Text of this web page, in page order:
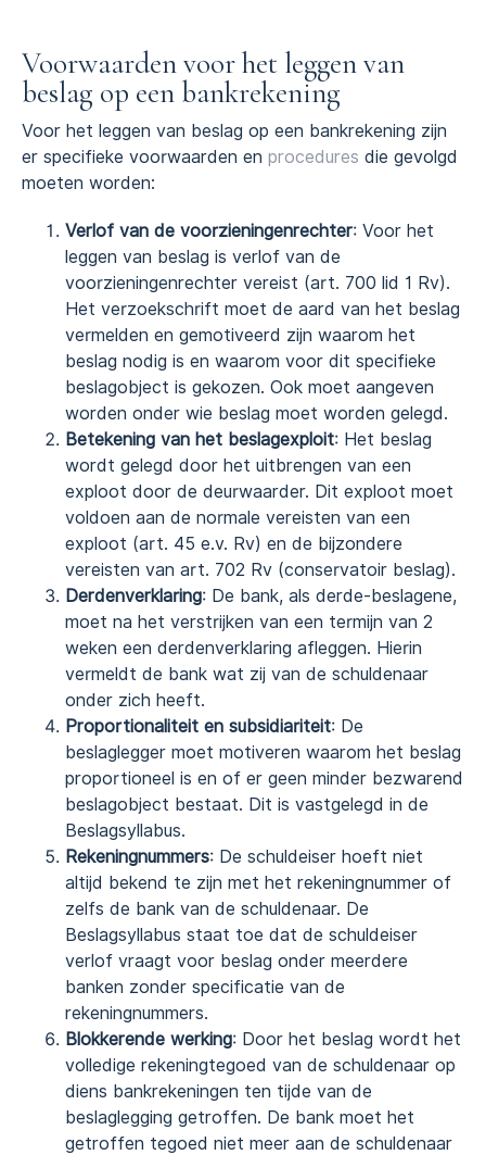
Voorwaarden voor het leggen van
beslag op een bankrekening
Voor het leggen van beslag op een bankrekening zijn
er specifieke voorwaarden en procedures die gevolgd
moeten worden:
Verlof van de voorzieningenrechter: Voor het
leggen van beslag is verlof van de
voorzieningenrechter vereist (art. 700 lid 1 Rv).
Het verzoekschrift moet de aard van het beslag
vermelden en gemotiveerd zijn waarom het
beslag nodig is en waarom voor dit specifieke
beslagobject is gekozen. Ook moet aangeven
worden onder wie beslag moet worden gelegd.
Betekening van het beslagexploit: Het beslag
wordt gelegd door het uitbrengen van een
exploot door de deurwaarder. Dit exploot moet
voldoen aan de normale vereisten van een
exploot (art. 45 e.v. Rv) en de bijzondere
vereisten van art. 702 Rv (conservatoir beslag).
Derdenverklaring: De bank, als derde-beslagene,
moet na het verstrijken van een termijn van 2
weken een derdenverklaring afleggen. Hierin
vermeldt de bank wat zij van de schuldenaar
onder zich heeft.
Proportionaliteit en subsidiariteit: De
beslaglegger moet motiveren waarom het beslag
proportioneel is en of er geen minder bezwarend
beslagobject bestaat. Dit is vastgelegd in de
Beslagsyllabus.
Rekeningnummers: De schuldeiser hoeft niet
altijd bekend te zijn met het rekeningnummer of
zelfs de bank van de schuldenaar. De
Beslagsyllabus staat toe dat de schuldeiser
verlof vraagt voor beslag onder meerdere
banken zonder specificatie van de
rekeningnummers.
Blokkerende werking: Door het beslag wordt het
volledige rekeningtegoed van de schuldenaar op
diens bankrekeningen ten tijde van de
beslaglegging getroffen. De bank moet het
getroffen tegoed niet meer aan de schuldenaar